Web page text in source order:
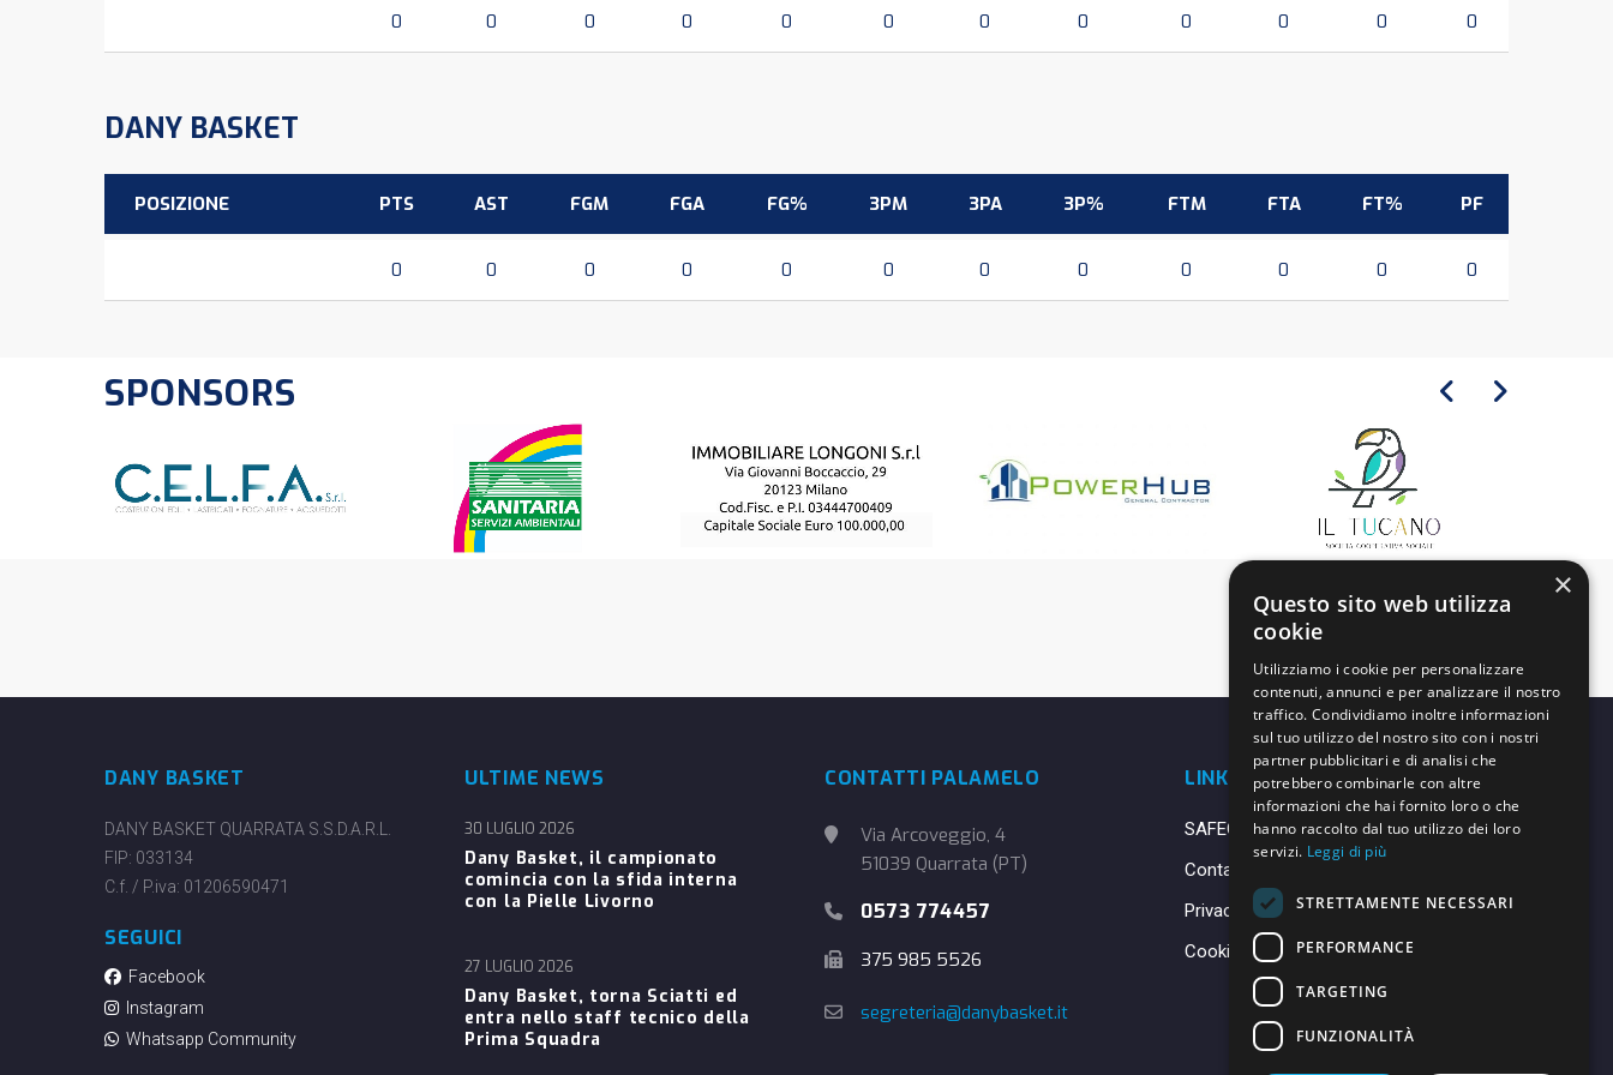
0 0 0 0 0 0 0 0 0 0 0 0
DANY BASKET
POSIZIONE PTS AST FGM FGA FG% 3PM 3PA 3P% FTM FTA FT% PF
0 0 0 0 0 0 0 0 0 0 0 0
SPONSORS
DANY BASKET
DANY BASKET QUARRATA S.S.D.A.R.L.
FIP: 033134
C.f. / P.iva: 01206590471
SEGUICI
Facebook
Instagram
Whatsapp Community
ULTIME NEWS
Dany Basket, il campionato
comincia con la sfida interna
con la Pielle Livorno
30 LUGLIO 2026
Dany Basket, torna Sciatti ed
entra nello staff tecnico della
Prima Squadra
27 LUGLIO 2026
CONTATTI PALAMELO
Via Arcoveggio, 4
51039 Quarrata (PT)
0573 774457
375 985 5526
segreteria@danybasket.it
LINK UTILI
SAFEGUARDING
Contatti
Privacy Policy
Cookie Policy
×
Questo sito web utilizza
cookie
Utilizziamo i cookie per personalizzare
contenuti, annunci e per analizzare il nostro
traffico. Condividiamo inoltre informazioni
sul tuo utilizzo del nostro sito con i nostri
partner pubblicitari e di analisi che
potrebbero combinarle con altre
informazioni che hai fornito loro o che
hanno raccolto dal tuo utilizzo dei loro
servizi. Leggi di più
STRETTAMENTE NECESSARI
PERFORMANCE
TARGETING
FUNZIONALITÀ